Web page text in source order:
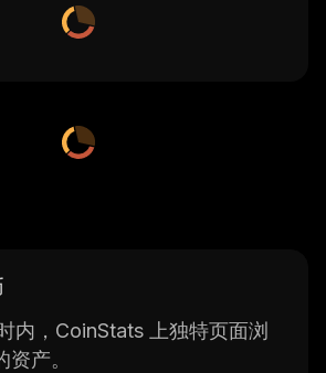
内，CoinStats 上独特页面浏
产。